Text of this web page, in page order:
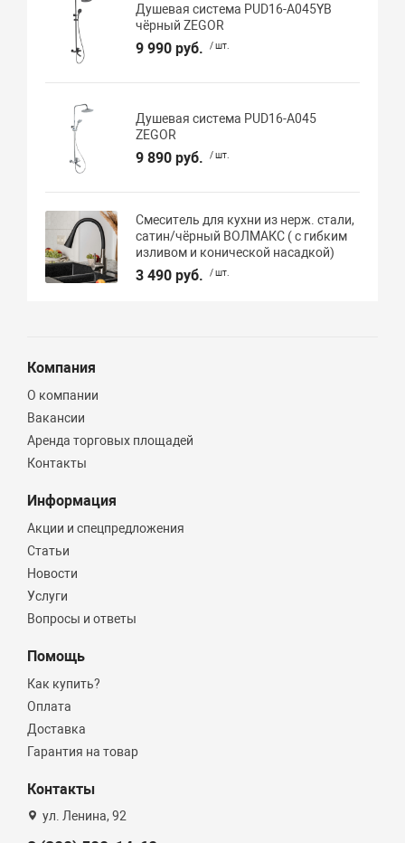
Душевая система PUD16-A045YB
чёрный ZEGOR
9 990 руб. / шт.
Душевая система PUD16-A045
ZEGOR
9 890 руб. / шт.
Смеситель для кухни из нерж. стали,
сатин/чёрный ВОЛМАКС ( с гибким
изливом и конической насадкой)
3 490 руб. / шт.
Компания
О компании
Вакансии
Аренда торговых площадей
Контакты
Информация
Акции и спецпредложения
Статьи
Новости
Услуги
Вопросы и ответы
Помощь
Как купить?
Оплата
Доставка
Гарантия на товар
Контакты
ул. Ленина, 92